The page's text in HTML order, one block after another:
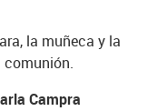
la muñeca y la
comunión.
Campra